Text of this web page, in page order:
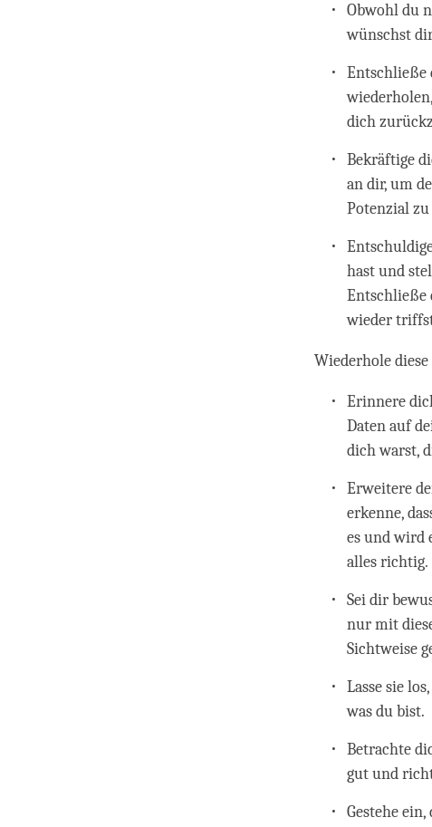
Obwohl du
wünschst
Entschließe
dich
Bekräftige
an dir, um
Potenzial
hast und
Entschließe
wieder
Wiederhole
Erinnere
Daten auf
dich warst,
Erweitere
erkenne,
es und wird
alles richtig.
Sei dir
nur mit
Sichtweise
Lasse sie
was du bist.
Betrachte
gut und
Gestehe